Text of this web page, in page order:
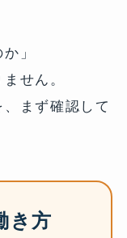
」
せん。
まず確認して
き方